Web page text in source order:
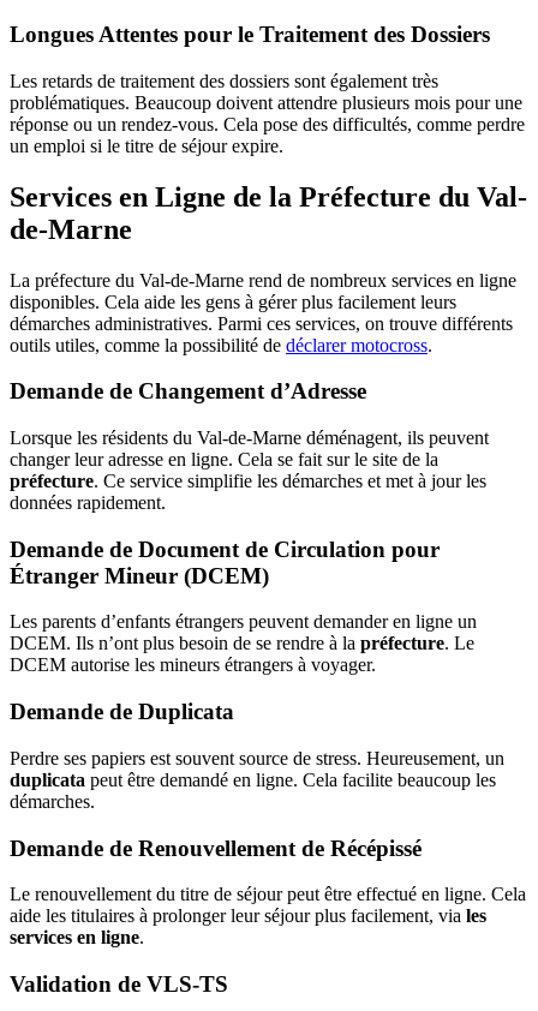
Longues Attentes pour le Traitement des Dossiers
Les retards de traitement des dossiers sont également très
problématiques. Beaucoup doivent attendre plusieurs mois pour une
réponse ou un rendez-vous. Cela pose des difficultés, comme perdre
un emploi si le titre de séjour expire.
Services en Ligne de la Préfecture du Val-
de-Marne
La préfecture du Val-de-Marne rend de nombreux services en ligne
disponibles. Cela aide les gens à gérer plus facilement leurs
démarches administratives. Parmi ces services, on trouve différents
outils utiles, comme la possibilité de déclarer motocross.
Demande de Changement d’Adresse
Lorsque les résidents du Val-de-Marne déménagent, ils peuvent
changer leur adresse en ligne. Cela se fait sur le site de la
préfecture. Ce service simplifie les démarches et met à jour les
données rapidement.
Demande de Document de Circulation pour
Étranger Mineur (DCEM)
Les parents d’enfants étrangers peuvent demander en ligne un
DCEM. Ils n’ont plus besoin de se rendre à la préfecture. Le
DCEM autorise les mineurs étrangers à voyager.
Demande de Duplicata
Perdre ses papiers est souvent source de stress. Heureusement, un
duplicata peut être demandé en ligne. Cela facilite beaucoup les
démarches.
Demande de Renouvellement de Récépissé
Le renouvellement du titre de séjour peut être effectué en ligne. Cela
aide les titulaires à prolonger leur séjour plus facilement, via les
services en ligne.
Validation de VLS-TS